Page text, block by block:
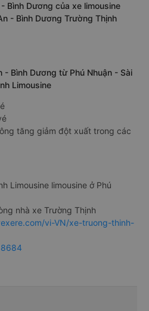
Bình Dương của xe limousine
- Bình Dương Trường Thịnh
- Bình Dương từ Phú Nhuận - Sài
Limousine
tăng giảm đột xuất trong các
Limousine limousine ở Phú
nhà xe Trường Thịnh
vi-VN/xe-truong-thinh-